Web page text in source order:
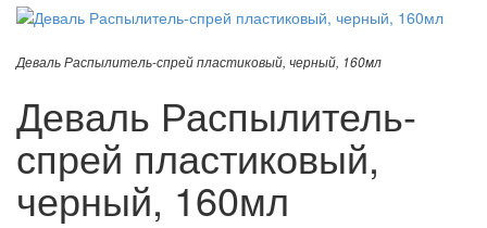
Деваль Распылитель-спрей пластиковый, черный, 160мл
Деваль Распылитель-
спрей пластиковый,
черный, 160мл